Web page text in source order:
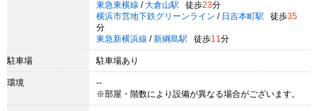
東急東横線 / 大倉山駅 徒歩23分
横浜市営地下鉄グリーンライン / 日吉本町駅 徒歩35
分
東急新横浜線 / 新綱島駅 徒歩11 分
駐車場 駐車場あり
環境
--
※部屋・階数により設備が異なる場合がございます。